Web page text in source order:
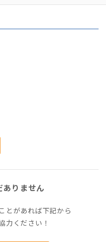
ありません
とがあれば下記から
力ください！